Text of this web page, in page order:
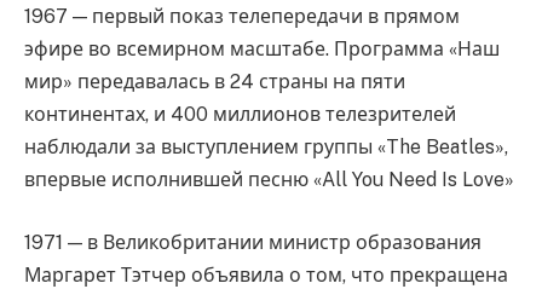
1967 — первый показ телепередачи в прямом
эфире во всемирном масштабе. Программа «Наш
мир» передавалась в 24 страны на пяти
континентах, и 400 миллионов телезрителей
наблюдали за выступлением группы «The Beatles»,
впервые исполнившей песню «All You Need Is Love»
1971 — в Великобритании министр образования
Маргарет Тэтчер объявила о том, что прекращена